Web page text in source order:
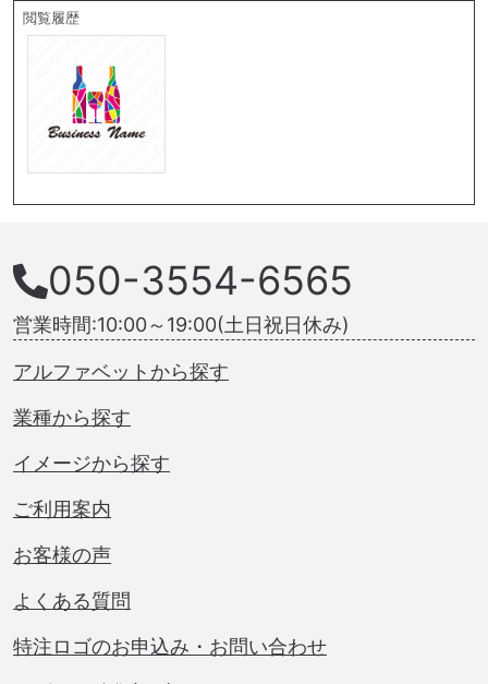
閲覧履歴
050-3554-6565
営業時間:10:00～19:00(土日祝日休み)
アルファベットから探す
業種から探す
イメージから探す
ご利用案内
お客様の声
よくある質問
特注ロゴのお申込み・お問い合わせ